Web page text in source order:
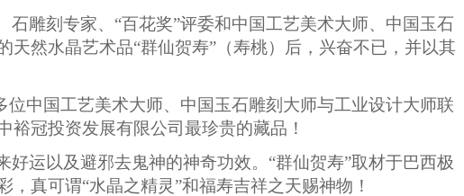
石雕刻专家、“百花奖”评委和中国工艺美术大师、中国玉石
然水晶艺术品“群仙贺寿”（寿桃）后，兴奋不已，并以其
中国工艺美术大师、中国玉石雕刻大师与工业设计大师联
冠投资发展有限公司最珍贵的藏品！
运以及避邪去鬼神的神奇功效。“群仙贺寿”取材于巴西极
真可谓“水晶之精灵”和福寿吉祥之天赐神物！